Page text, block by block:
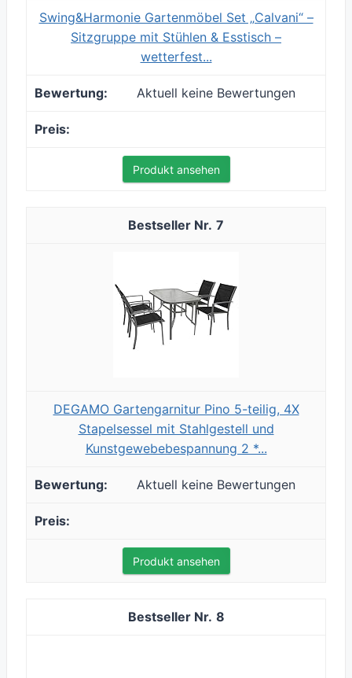
Swing&Harmonie Gartenmöbel Set „Calvani“ –
Sitzgruppe mit Stühlen & Esstisch –
wetterfest...
Aktuell keine Bewertungen
Produkt ansehen
7
DEGAMO Gartengarnitur Pino 5-teilig, 4X
Stapelsessel mit Stahlgestell und
Kunstgewebebespannung 2 *...
Aktuell keine Bewertungen
Produkt ansehen
8